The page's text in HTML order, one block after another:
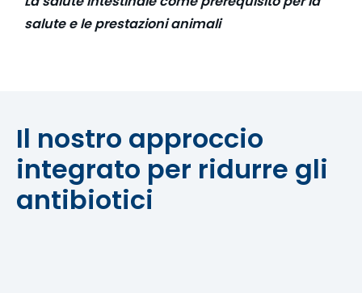
salute e le prestazioni animali
Il nostro approccio
integrato per ridurre gli
antibiotici